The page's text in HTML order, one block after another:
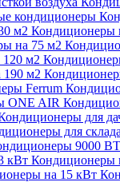
кондиционеры
м2 Кондиционеры
на 75 м2
м2
м2
Ferrum
ONE AIR
для
для склада
9000
кВт Кондиционеры
на 15 кВт